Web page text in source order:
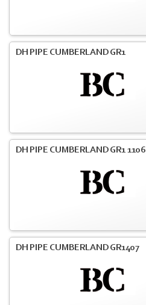
DH PIPE CUMBERLAND GR1
DH PIPE CUMBERLAND GR1 1106
DH PIPE CUMBERLAND GR1407